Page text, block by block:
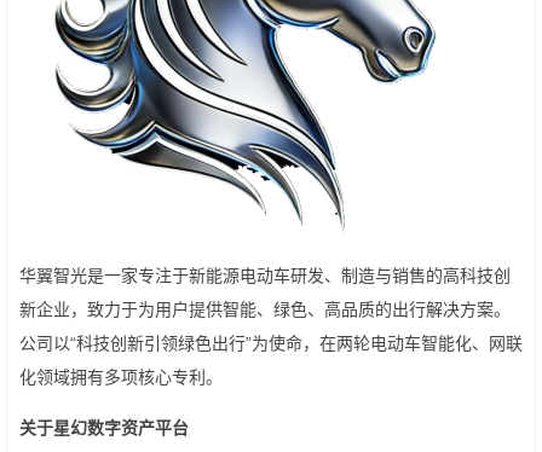
华翼智光是一家专注于新能源电动车研发、制造与销售的高科技创
新企业，致力于为用户提供智能、绿色、高品质的出行解决方案。
公司以“科技创新引领绿色出行”为使命，在两轮电动车智能化、网联
化领域拥有多项核心专利。
关于星幻数字资产平台